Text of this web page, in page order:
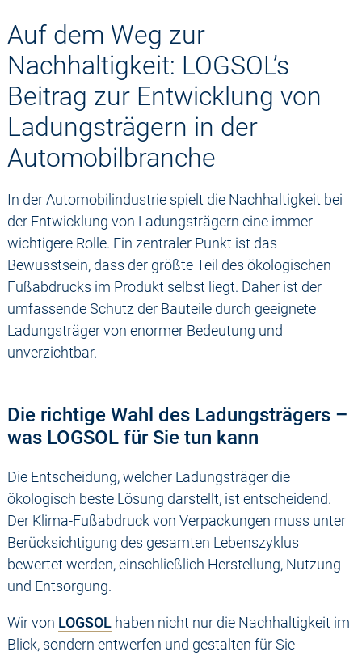
Auf dem Weg zur
Nachhaltigkeit: LOGSOL’s
Beitrag zur Entwicklung von
Ladungsträgern in der
Automobilbranche
In der Automobilindustrie spielt die Nachhaltigkeit bei
der Entwicklung von Ladungsträgern eine immer
wichtigere Rolle. Ein zentraler Punkt ist das
Bewusstsein, dass der größte Teil des ökologischen
Fußabdrucks im Produkt selbst liegt. Daher ist der
umfassende Schutz der Bauteile durch geeignete
Ladungsträger von enormer Bedeutung und
unverzichtbar.
Die richtige Wahl des Ladungsträgers –
was LOGSOL für Sie tun kann
Die Entscheidung, welcher Ladungsträger die
ökologisch beste Lösung darstellt, ist entscheidend.
Der Klima-Fußabdruck von Verpackungen muss unter
Berücksichtigung des gesamten Lebenszyklus
bewertet werden, einschließlich Herstellung, Nutzung
und Entsorgung.
Wir von LOGSOL haben nicht nur die Nachhaltigkeit im
Blick, sondern entwerfen und gestalten für Sie